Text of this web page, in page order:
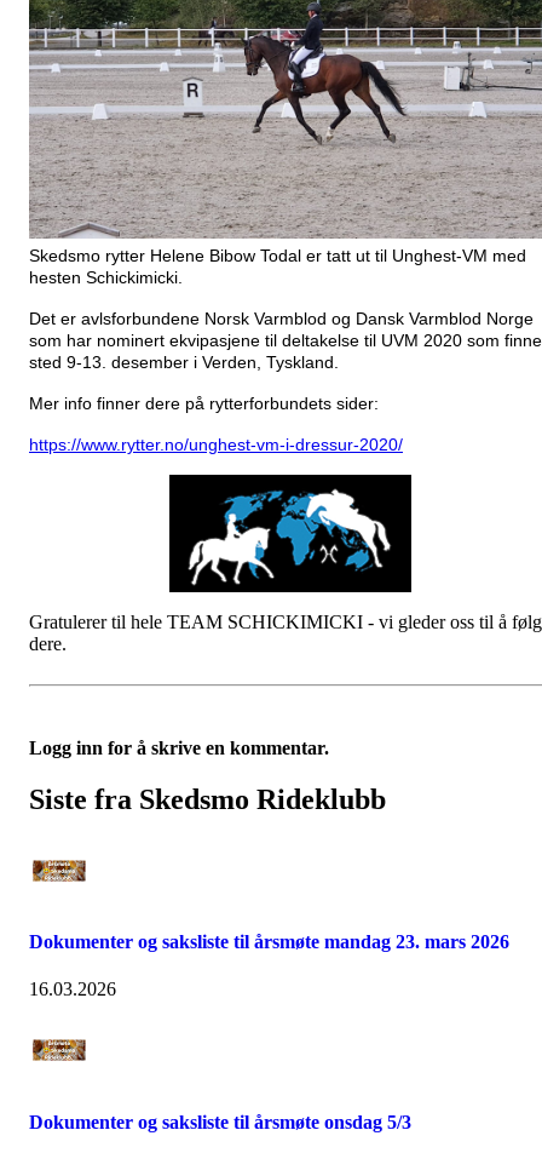
Skedsmo rytter Helene Bibow Todal er tatt ut til Unghest-VM med
hesten Schickimicki.
Det er avlsforbundene Norsk Varmblod og Dansk Varmblod Norge
som har nominert ekvipasjene til deltakelse til UVM 2020 som
sted 9-13. desember i Verden, Tyskland.
Mer info finner dere på rytterforbundets sider:
https://www.rytter.no/unghest-vm-i-dressur-2020/
Gratulerer til hele TEAM SCHICKIMICKI - vi gleder oss til å
dere.
Logg inn for å skrive en kommentar.
Siste fra Skedsmo Rideklubb
Dokumenter og saksliste til årsmøte mandag 23. mars 2026
16.03.2026
Dokumenter og saksliste til årsmøte onsdag 5/3